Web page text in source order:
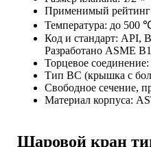
Применимый
Температура: до 500
Код и стандарт: API,
Разработано ASME
Торцевое
Тип BC (крышка с
Свободное сечение,
Материал корпуса:
Шаровой кран